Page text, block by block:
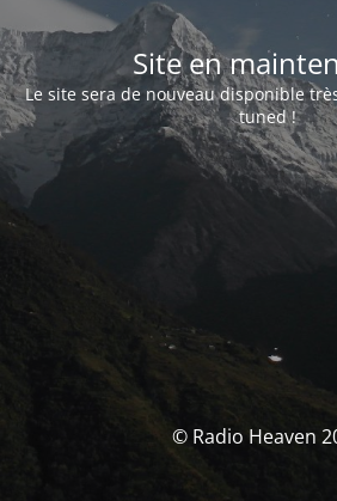
Site en
Le site sera de nouveau disponible
tuned !
© Radio Heaven